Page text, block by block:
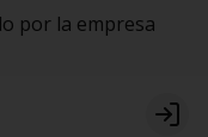
por la empresa
Login